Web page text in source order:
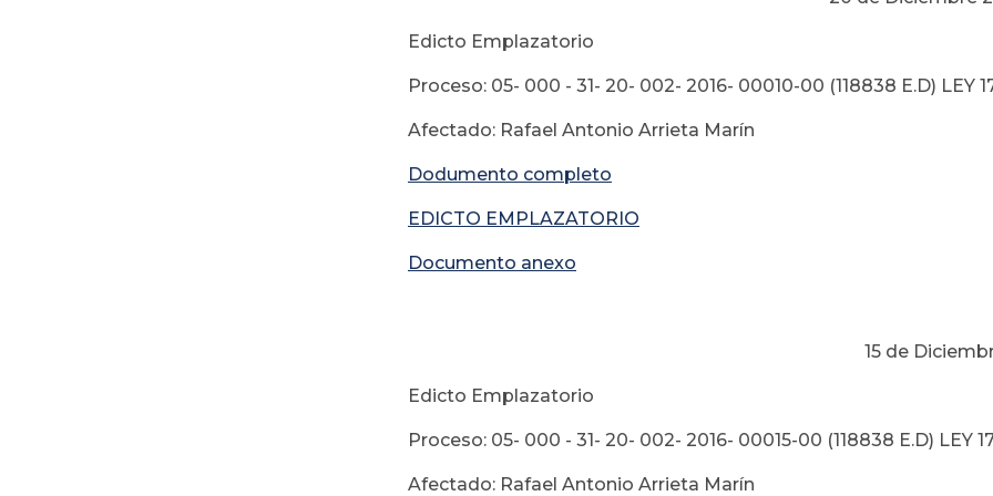
Edicto Emplazatorio
Proceso: 05- 000 - 31- 20- 002- 2016- 00010-00 (118838 E.D) LEY
Afectado: Rafael Antonio Arrieta Marín
Dodumento completo
EDICTO EMPLAZATORIO
Documento anexo
15 de Diciembre
Edicto Emplazatorio
Proceso: 05- 000 - 31- 20- 002- 2016- 00015-00 (118838 E.D) LEY
Afectado: Rafael Antonio Arrieta Marín